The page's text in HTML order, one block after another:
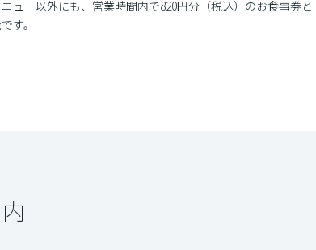
ュー以外にも、営業時間内で820円分（税込）のお食事券と
す。